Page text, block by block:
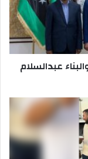
عبدالسلام